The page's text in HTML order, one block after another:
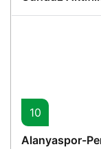
10
Alanyaspor-